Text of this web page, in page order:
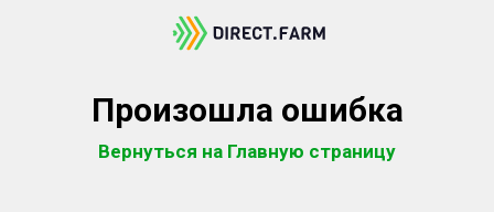
Произошла ошибка
Вернуться на Главную страницу